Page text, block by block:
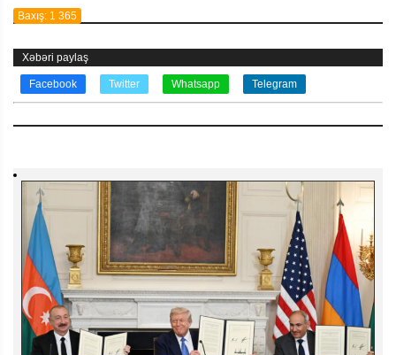
Baxış: 1 365
Xəbəri paylaş
Facebook Twitter Whatsapp Telegram